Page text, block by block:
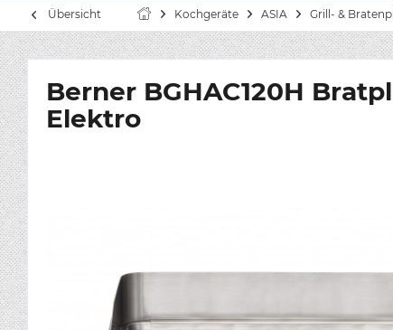
Übersicht Kochgeräte ASIA Grill- &
Berner BGHAC120H
Elektro